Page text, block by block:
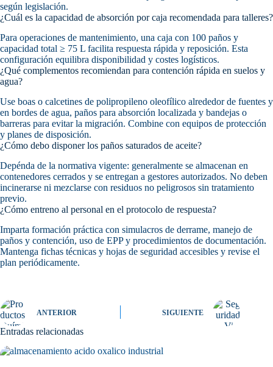
según legislación.
¿Cuál es la capacidad de absorción por caja recomendada para talleres?
Para operaciones de mantenimiento, una caja con 100 paños y
capacidad total ≥ 75 L facilita respuesta rápida y reposición. Esta
configuración equilibra disponibilidad y costes logísticos.
¿Qué complementos recomiendan para contención rápida en suelos y
agua?
Use boas o calcetines de polipropileno oleofílico alrededor de fuentes y
en bordes de agua, paños para absorción localizada y bandejas o
barreras para evitar la migración. Combine con equipos de protección
y planes de disposición.
¿Cómo debo disponer los paños saturados de aceite?
Depénda de la normativa vigente: generalmente se almacenan en
contenedores cerrados y se entregan a gestores autorizados. No deben
incinerarse ni mezclarse con residuos no peligrosos sin tratamiento
previo.
¿Cómo entreno al personal en el protocolo de respuesta?
Imparta formación práctica con simulacros de derrame, manejo de
paños y contención, uso de EPP y procedimientos de documentación.
Mantenga fichas técnicas y hojas de seguridad accesibles y revise el
plan periódicamente.
ANTERIOR SIGUIENTE
Entradas relacionadas